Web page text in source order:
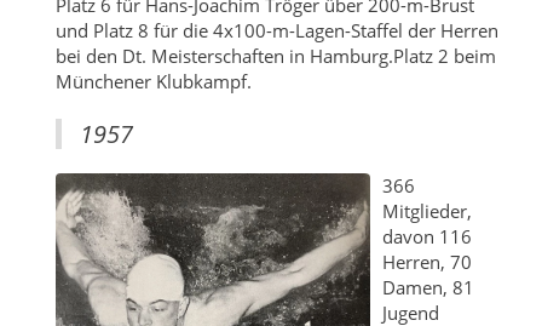
und Platz 8 für die 4x100-m-Lagen-Staffel der Herren
bei den Dt. Meisterschaften in Hamburg.Platz 2 beim
Münchener Klubkampf.
1957
366
Mitglieder,
davon 116
Herren, 70
Damen, 81
Jugend